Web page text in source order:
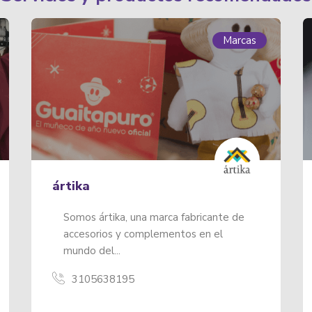
Marcas
Munderground Taller Boutique
Munderground Taller Boutique, es una
propuesta personal alternativa de...